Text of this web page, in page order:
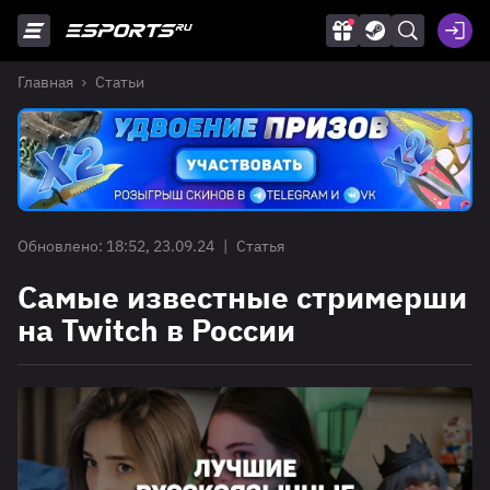
Главная Статьи
Обновлено: 18:52, 23.09.24 | Статья
Самые известные стримерши
на Twitch в России